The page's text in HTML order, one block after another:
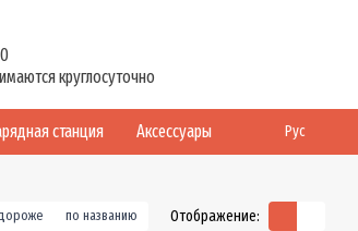
круглосуточно
станция Аксессуары Рус
по названию Отображение: